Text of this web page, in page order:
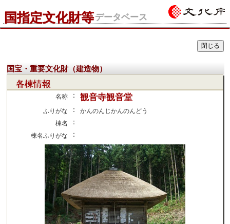
国指定文化財等データベース
国宝・重要文化財（建造物）
各棟情報
名称 ： 観音寺観音堂
ふりがな ：
かんのんじかんのんどう
棟名
：
棟名ふりがな ：